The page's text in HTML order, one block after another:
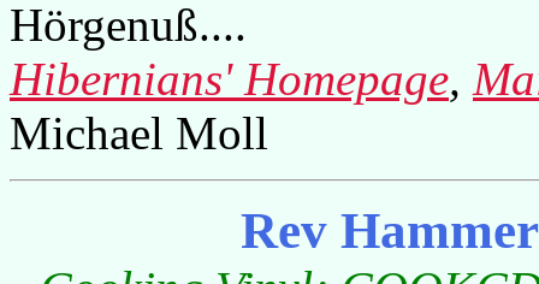
Hörgenuß....
Hibernians' Homepage,
Michael Moll
Rev